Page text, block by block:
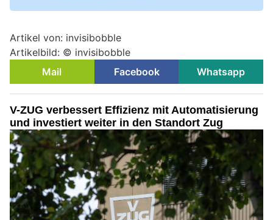
Artikel von: invisibobble
Artikelbild: © invisibobble
Mail
Facebook Whatsapp
V-ZUG verbessert Effizienz mit Automatisierung
und investiert weiter in den Standort Zug